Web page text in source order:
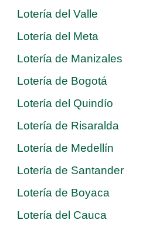
Lotería del Valle
Lotería del Meta
Lotería de Manizales
Lotería de Bogotá
Lotería del Quindío
Lotería de Risaralda
Lotería de Medellín
Lotería de Santander
Lotería de Boyaca
Lotería del Cauca